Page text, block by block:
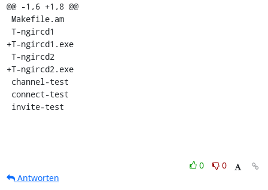
@@ -1,6 +1,8 @@
+T-ngircd1.exe
+T-ngircd2.exe
invite-test
0
0
Antworten